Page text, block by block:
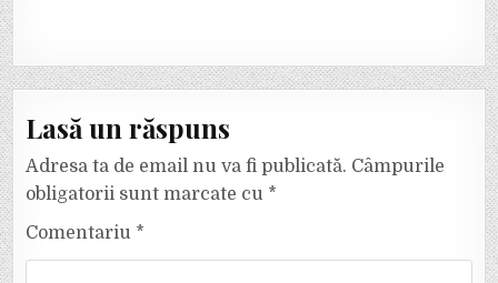
Lasă un răspuns
Adresa ta de email nu va fi publicată. Câmpurile
obligatorii sunt marcate cu *
Comentariu *